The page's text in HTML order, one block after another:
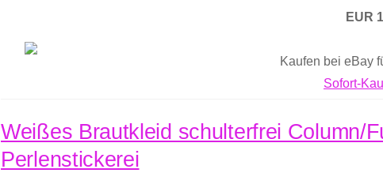
EUR
Kaufen bei eBay
Sofort-
Weißes Brautkleid schulterfrei Column/
Perlenstickerei